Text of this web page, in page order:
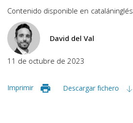
Contenido disponible en cataláninglés
David del Val
11 de octubre de 2023
Imprimir Descargar fichero